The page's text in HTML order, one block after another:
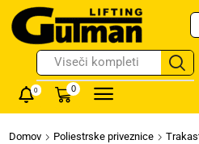
Ročni viličarji
0 0
Domov Poliestrske priveznice